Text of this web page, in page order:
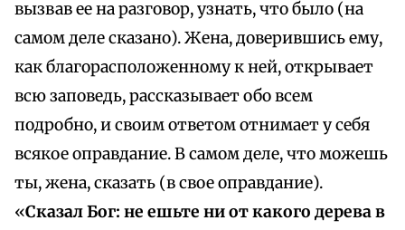
вызвав ее на разговор, узнать, что было (на
самом деле сказано). Жена, доверившись ему,
как благорасположенному к ней, открывает
всю заповедь, рассказывает обо всем
подробно, и своим ответом отнимает у себя
всякое оправдание. В самом деле, что можешь
ты, жена, сказать (в свое оправдание).
«Сказал Бог: не ешьте ни от какого дерева в